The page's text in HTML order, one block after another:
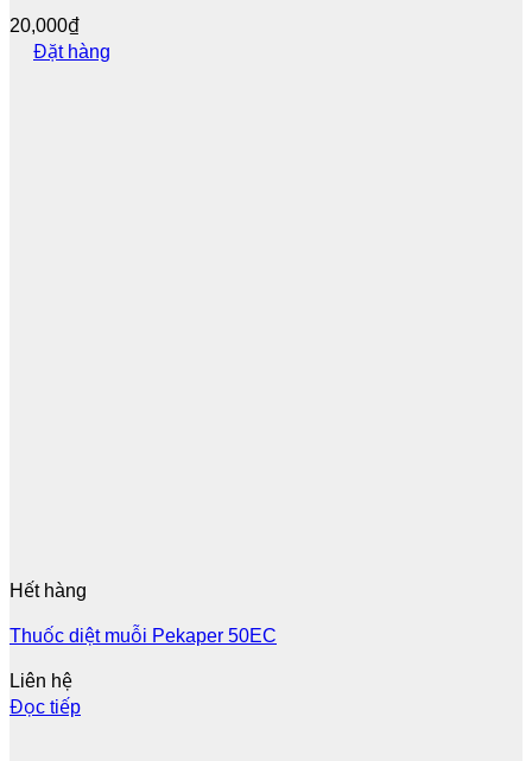
20,000₫
Đặt hàng
Hết hàng
Thuốc diệt muỗi Pekaper 50EC
Liên hệ
Đọc tiếp